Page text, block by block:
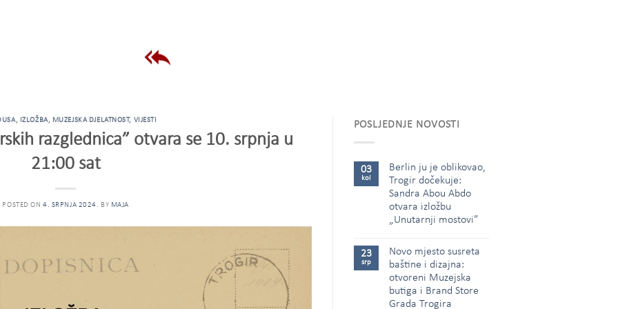
, IZLOŽBA, MUZEJSKA DJELATNOST, VIJESTI
razglednica” otvara se 10. srpnja u
21:00 sat
POSTED ON4. SRPNJA 2024. BY MAJA
POSLJEDNJE NOVOSTI
03
kol
Berlin ju je oblikovao,
Trogir dočekuje:
Sandra Abou Abdo
otvara izložbu
„Unutarnji mostovi”
23
srp
Novo mjesto susreta
baštine i dizajna:
otvoreni Muzejska
butiga i Brand Store
Grada Trogira